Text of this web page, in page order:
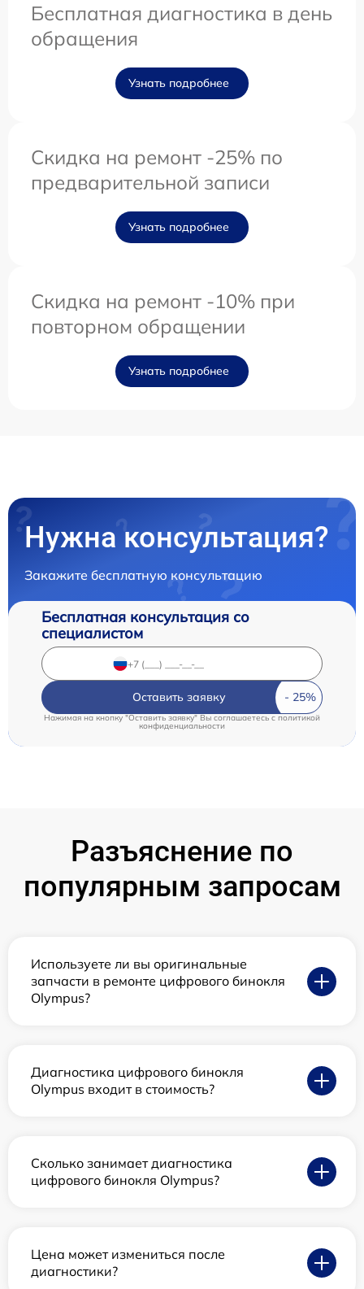
Бесплатная диагностика в день
обращения
Узнать подробнее
Скидка на ремонт -25% по
предварительной записи
Узнать подробнее
Скидка на ремонт -10% при
повторном обращении
Узнать подробнее
Нужна консультация?
Закажите бесплатную консультацию
Бесплатная консультация со
специалистом
Оставить заявку
Нажимая на кнопку "Оставить заявку" Вы соглашаетесь c политикой
конфиденциальности
Разъяснение по
популярным запросам
Используете ли вы оригинальные
запчасти в ремонте цифрового бинокля
Olympus?
Диагностика цифрового бинокля
Olympus входит в стоимость?
Сколько занимает диагностика
цифрового бинокля Olympus?
Цена может измениться после
диагностики?